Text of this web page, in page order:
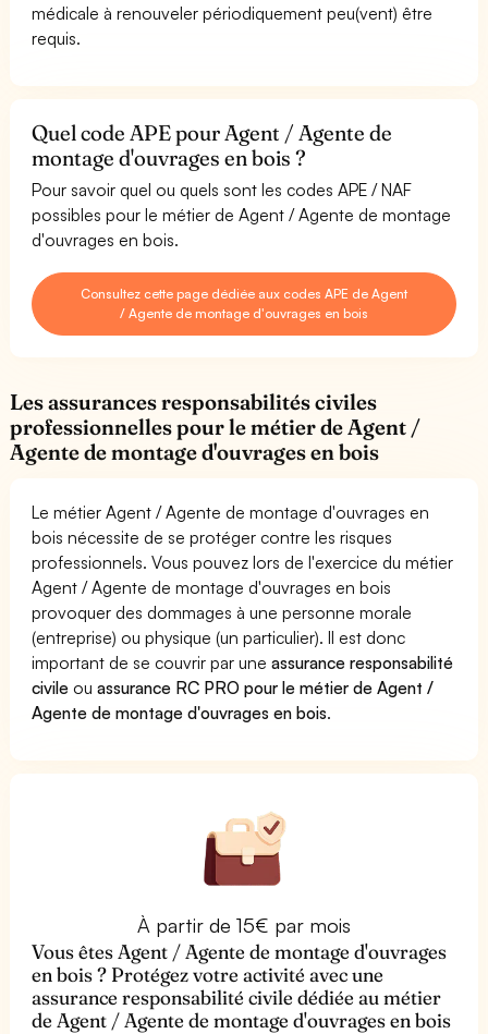
médicale à renouveler périodiquement peu(vent) être
requis.
Quel code APE pour Agent / Agente de
montage d'ouvrages en bois ?
Pour savoir quel ou quels sont les codes APE / NAF
possibles pour le métier de Agent / Agente de montage
d'ouvrages en bois.
Consultez cette page dédiée aux codes APE de Agent
/ Agente de montage d'ouvrages en bois
Les assurances responsabilités civiles
professionnelles pour le métier de Agent /
Agente de montage d'ouvrages en bois
Le métier Agent / Agente de montage d'ouvrages en
bois nécessite de se protéger contre les risques
professionnels. Vous pouvez lors de l'exercice du métier
Agent / Agente de montage d'ouvrages en bois
provoquer des dommages à une personne morale
(entreprise) ou physique (un particulier). Il est donc
important de se couvrir par uneassurance responsabilité
civile ouassurance RC PRO pour le métier de Agent /
Agente de montage d'ouvrages en bois.
À partir de 15€ par mois
Vous êtes Agent / Agente de montage d'ouvrages
en bois ? Protégez votre activité avec une
assurance responsabilité civile dédiée au métier
de Agent / Agente de montage d'ouvrages en bois